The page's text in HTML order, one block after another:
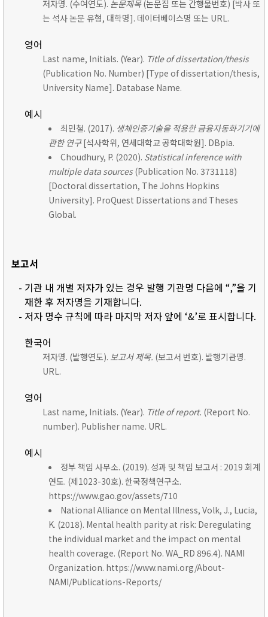
저자명. (수여연도). 논문제목(논문집 또는 간행물번호) [박사 또
는 석사 논문 유형, 대학명]. 데이터베이스명 또는 URL.
영어
Last name, Initials. (Year). Title of dissertation/thesis
(Publication No. Number) [Type of dissertation/thesis,
University Name]. Database Name.
예시
최민철. (2017). 생체인증기술을 적용한 금융자동화기기에
관한 연구[석사학위, 연세대학교 공학대학원]. DBpia.
Choudhury, P. (2020). Statistical inference with
multiple data sources(Publication No. 3731118)
[Doctoral dissertation, The Johns Hopkins
University]. ProQuest Dissertations and Theses
Global.
보고서
- 기관 내 개별 저자가 있는 경우 발행 기관명 다음에 “,”을 기
재한 후 저자명을 기재합니다.
- 저자 명수 규칙에 따라 마지막 저자 앞에 ‘&’로 표시합니다.
한국어
저자명. (발행연도). 보고서 제목. (보고서 번호). 발행기관명.
URL.
영어
Last name, Initials. (Year). Title of report. (Report No.
number). Publisher name. URL.
예시
정부 책임 사무소. (2019). 성과 및 책임 보고서 : 2019 회계
연도. (제1023-30호). 한국정책연구소.
https://www.gao.gov/assets/710
National Alliance on Mental Illness, Volk, J., Lucia,
K. (2018). Mental health parity at risk: Deregulating
the individual market and the impact on mental
health coverage. (Report No. WA_RD 896.4). NAMI
Organization. https://www.nami.org/About-
NAMI/Publications-Reports/